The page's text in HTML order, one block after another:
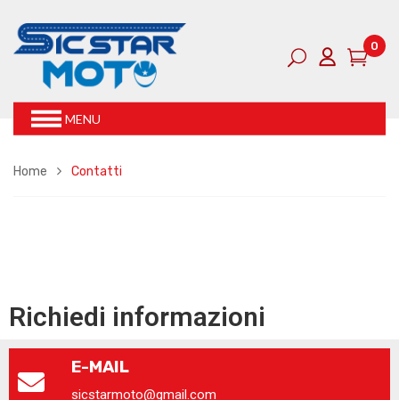
0
MENU
Home Contatti
Richiedi informazioni
E-MAIL
sicstarmoto@gmail.com